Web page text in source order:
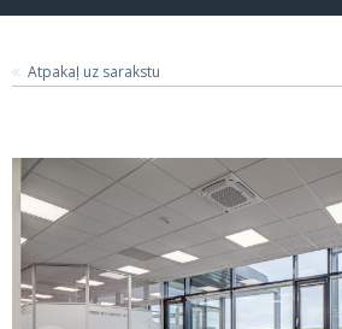
Atpakaļ uz sarakstu